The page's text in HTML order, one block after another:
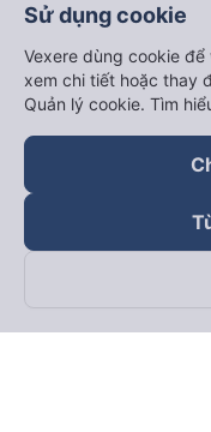
Theo dõi chúng
Sử dụng cookie
Vexere dùng cookie
xem chi tiết hoặc thay
Quản lý cookie. Tìm